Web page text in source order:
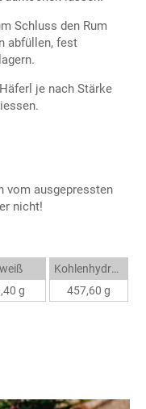
Schluss den Rum
abfüllen, fest
je nach Stärke
vom ausgepressten
nicht!
g
Kohlenhydrate
457,60 g